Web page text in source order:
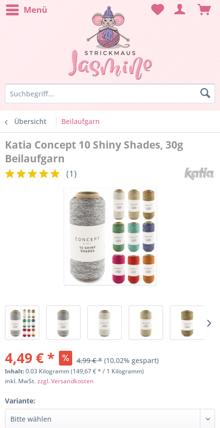
Menü
Übersicht Beilaufgarn
Katia Concept 10 Shiny Shades, 30g
Beilaufgarn
(1)
4,49 € * 4,99 € * (10,02% gespart)
Inhalt:0.03 Kilogramm (149,67 € * / 1 Kilogramm)
inkl. MwSt.zzgl. Versandkosten
Variante: